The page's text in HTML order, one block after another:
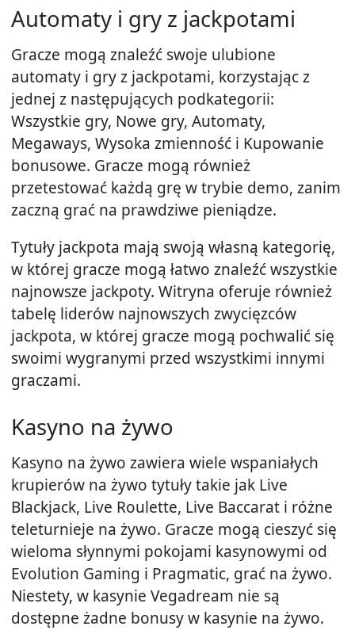
Automaty i gry z jackpotami
Gracze mogą znaleźć swoje ulubione
automaty i gry z jackpotami, korzystając z
jednej z następujących podkategorii:
Wszystkie gry, Nowe gry, Automaty,
Megaways, Wysoka zmienność i Kupowanie
bonusowe. Gracze mogą również
przetestować każdą grę w trybie demo, zanim
zaczną grać na prawdziwe pieniądze.
Tytuły jackpota mają swoją własną kategorię,
w której gracze mogą łatwo znaleźć wszystkie
najnowsze jackpoty. Witryna oferuje również
tabelę liderów najnowszych zwycięzców
jackpota, w której gracze mogą pochwalić się
swoimi wygranymi przed wszystkimi innymi
graczami.
Kasyno na żywo
Kasyno na żywo zawiera wiele wspaniałych
krupierów na żywo tytuły takie jak Live
Blackjack, Live Roulette, Live Baccarat i różne
teleturnieje na żywo. Gracze mogą cieszyć się
wieloma słynnymi pokojami kasynowymi od
Evolution Gaming i Pragmatic, grać na żywo.
Niestety, w kasynie Vegadream nie są
dostępne żadne bonusy w kasynie na żywo.